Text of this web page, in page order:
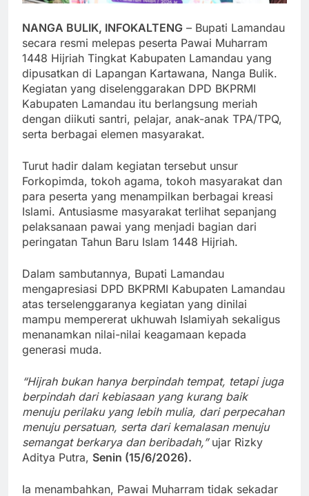
NANGA BULIK, INFOKALTENG – Bupati Lamandau
secara resmi melepas peserta Pawai Muharram
1448 Hijriah Tingkat Kabupaten Lamandau yang
dipusatkan di Lapangan Kartawana, Nanga Bulik.
Kegiatan yang diselenggarakan DPD BKPRMI
Kabupaten Lamandau itu berlangsung meriah
dengan diikuti santri, pelajar, anak-anak TPA/TPQ,
serta berbagai elemen masyarakat.
Turut hadir dalam kegiatan tersebut unsur
Forkopimda, tokoh agama, tokoh masyarakat dan
para peserta yang menampilkan berbagai kreasi
Islami. Antusiasme masyarakat terlihat sepanjang
pelaksanaan pawai yang menjadi bagian dari
peringatan Tahun Baru Islam 1448 Hijriah.
Dalam sambutannya, Bupati Lamandau
mengapresiasi DPD BKPRMI Kabupaten Lamandau
atas terselenggaranya kegiatan yang dinilai
mampu mempererat ukhuwah Islamiyah sekaligus
menanamkan nilai-nilai keagamaan kepada
generasi muda.
“Hijrah bukan hanya berpindah tempat, tetapi juga
berpindah dari kebiasaan yang kurang baik
menuju perilaku yang lebih mulia, dari perpecahan
menuju persatuan, serta dari kemalasan menuju
semangat berkarya dan beribadah,”ujar Rizky
Aditya Putra, Senin (15/6/2026).
Ia menambahkan, Pawai Muharram tidak sekadar